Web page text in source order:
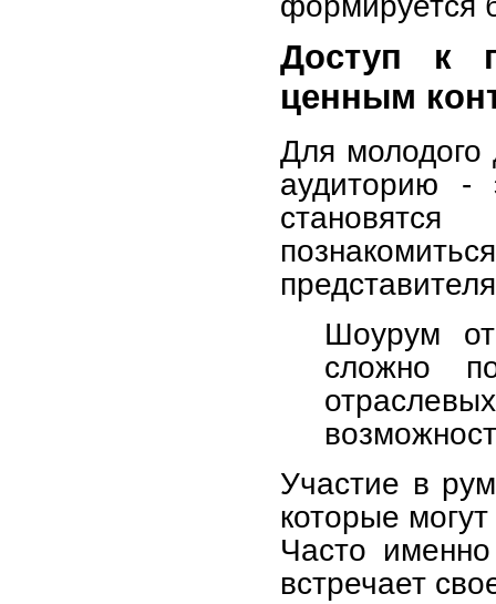
Доступ к
ценным
Для молодого
аудиторию -
Шоурум
сложно
Участие в
которые
Часто
встречает